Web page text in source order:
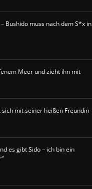
Bushido muss nach dem S*x in
Meer und zieht ihn mit
mit seiner heißen Freundin
es gibt Sido – ich bin ein